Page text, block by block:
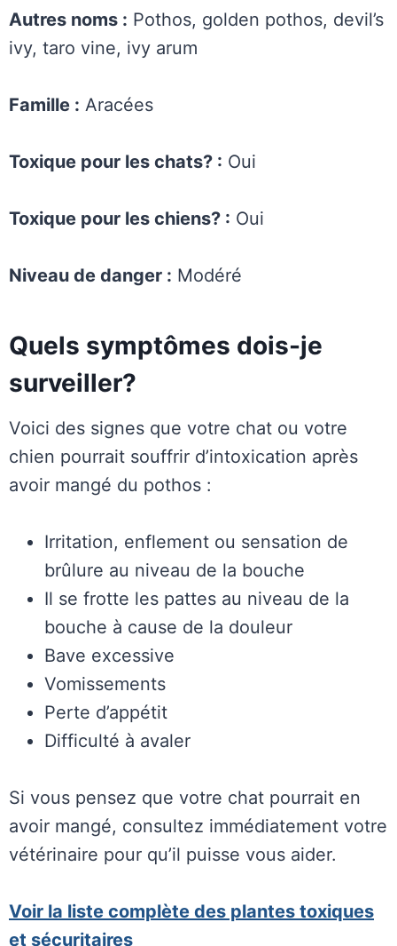
Autres noms : Pothos, golden pothos, devil’s
ivy, taro vine, ivy arum
Famille : Aracées
Toxique pour les chats? : Oui
Toxique pour les chiens? : Oui
Niveau de danger : Modéré
Quels symptômes dois-je
surveiller?
Voici des signes que votre chat ou votre
chien pourrait souffrir d’intoxication après
avoir mangé du pothos :
Irritation, enflement ou sensation de
brûlure au niveau de la bouche
Il se frotte les pattes au niveau de la
bouche à cause de la douleur
Bave excessive
Vomissements
Perte d’appétit
Difficulté à avaler
Si vous pensez que votre chat pourrait en
avoir mangé, consultez immédiatement votre
vétérinaire pour qu’il puisse vous aider.
Voir la liste complète des plantes toxiques
et sécuritaires